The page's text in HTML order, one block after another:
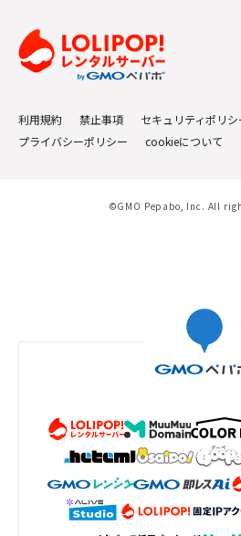
利用規約 禁止事項
セキュリティポリシ
プライバシーポリシー
cookieについて
©GMO Pepabo, Inc. All